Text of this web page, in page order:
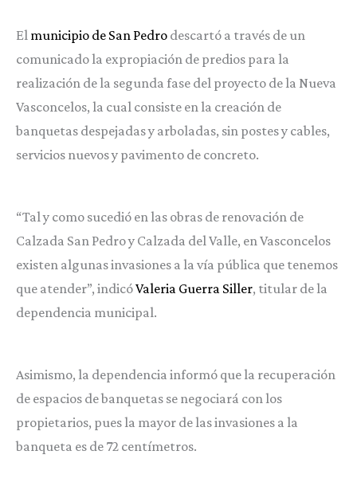
El municipio de San Pedro descartó a través de un
comunicado la expropiación de predios para la
realización de la segunda fase del proyecto de la Nueva
Vasconcelos, la cual consiste en la creación de
banquetas despejadas y arboladas, sin postes y cables,
servicios nuevos y pavimento de concreto.
“Tal y como sucedió en las obras de renovación de
Calzada San Pedro y Calzada del Valle, en Vasconcelos
existen algunas invasiones a la vía pública que tenemos
que atender”, indicóValeria Guerra Siller, titular de la
dependencia municipal.
Asimismo, la dependencia informó que la recuperación
de espacios de banquetas se negociará con los
propietarios, pues la mayor de las invasiones a la
banqueta es de 72 centímetros.